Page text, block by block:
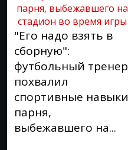
"Его надо взять в
сборную":
футбольный тренер
похвалил
спортивные навыки
парня,
выбежавшего на...